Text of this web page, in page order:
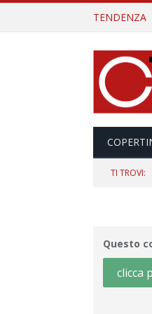
TENDENZA
TI TROVI:
Questo
clicca